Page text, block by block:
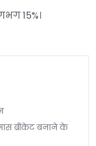
15%।
ब्रीकेट बनाने के